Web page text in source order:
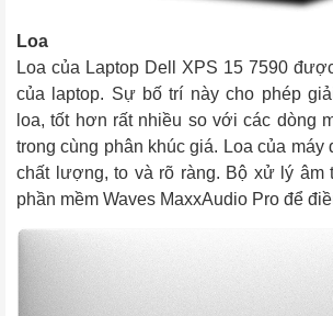
Loa
Loa của Laptop Dell XPS 15 7590
của laptop. Sự bố trí này cho phép
loa, tốt hơn rất nhiều so với các dòng
trong cùng phân khúc giá. Loa của máy
chất lượng, to và rõ ràng. Bộ xử lý âm
phần mềm Waves MaxxAudio Pro để